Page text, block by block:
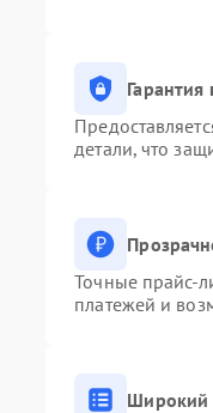
детали, что
Точные прайс-
платежей и
Широкий